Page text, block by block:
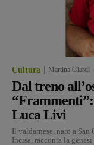
Cultura Martina Giardi
Dal treno
Luca Livi
Il valdarnese, nato a
Incisa, racconta la genesi